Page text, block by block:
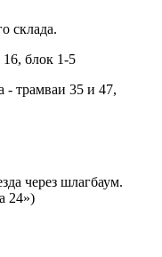
склада.
16, блок 1-5
- трамваи 35 и 47,
через шлагбаум.
24»)